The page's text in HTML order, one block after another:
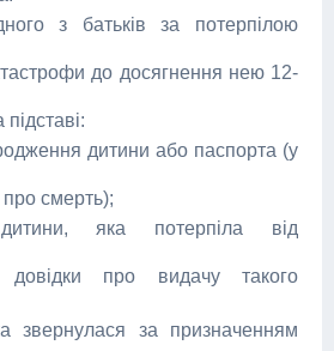
з батьків за потерпілою
до досягнення нею 12-
дитини або паспорта (у
про смерть);
яка потерпіла від
довідки про видачу такого
звернулася за призначенням